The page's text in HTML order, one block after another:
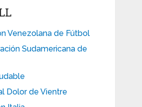
Venezolana de Fútbol
Sudamericana de
Dolor de Vientre